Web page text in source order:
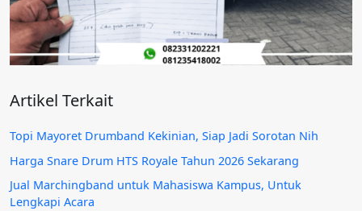
Artikel Terkait
Topi Mayoret Drumband Kekinian, Siap Jadi Sorotan Nih
Harga Snare Drum HTS Royale Tahun 2026 Sekarang
Jual Marchingband untuk Mahasiswa Kampus, Untuk
Lengkapi Acara